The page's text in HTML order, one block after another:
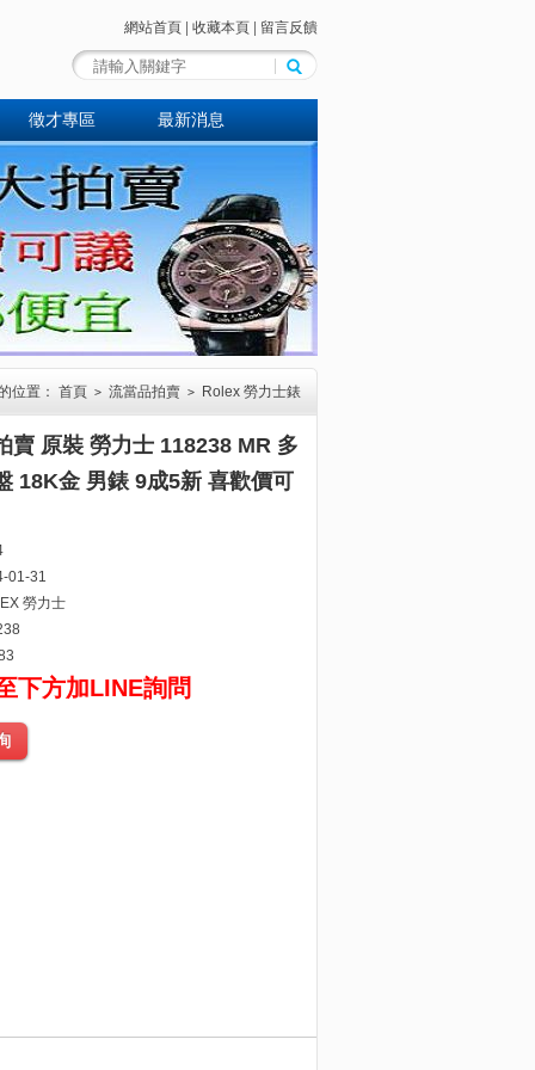
網站首頁 收藏本頁 留言反饋
徵才專區 最新消息
位置： 首頁 > 流當品拍賣 > Rolex 勞力士錶
賣 原裝 勞力士 118238 MR 多
18K金 男錶 9成5新 喜歡價可
01-31
勞力士
下方加LINE詢問